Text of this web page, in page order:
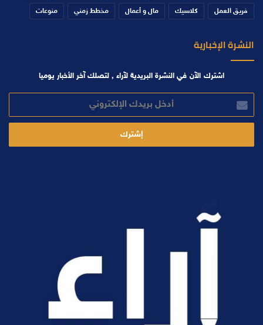
فريق العمل كلاسيك مال و أعمال مخطط زمني منوعات
النشرة الإخبارية
اشترك الآن في النشرة البريدية لآراء , لتصلك آخر الأخبار يوميا
بريدك
الإلكتروني